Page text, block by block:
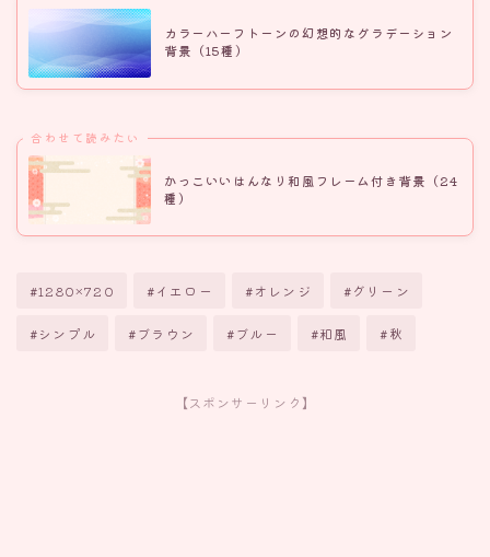
カラーハーフトーンの幻想的なグラデーション
背景（15種）
合わせて読みたい
かっこいいはんなり和風フレーム付き背景（24
種）
#1280×720 #イエロー #オレンジ #グリーン
#シンプル #ブラウン #ブルー #和風 #秋
【スポンサーリンク】